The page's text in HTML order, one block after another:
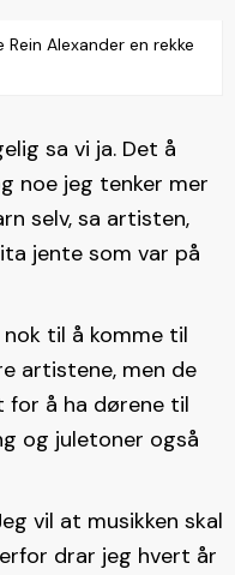
Alexander en rekke
sa vi ja. Det å
noe jeg tenker mer
selv, sa artisten,
jente som var på
nok til å komme til
artistene, men de
for å ha dørene til
og juletoner også
vil at musikken skal
drar jeg hvert år